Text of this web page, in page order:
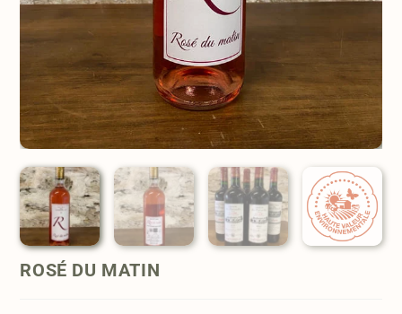
ROSÉ DU MATIN